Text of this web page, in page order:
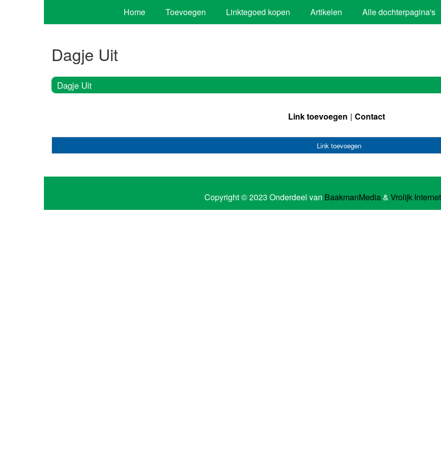
Home Toevoegen Linktegoed kopen Artikelen Alle dochterpagina's
Dagje Uit
Dagje Uit
Link toevoegen Contact
Link toevoegen
Copyright © 2023 Onderdeel van BaakmanMedia& Vrolijk